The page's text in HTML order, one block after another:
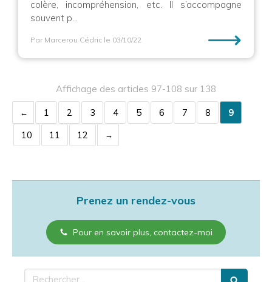
colère, incompréhension, etc. Il s’accompagne
souvent p...
Par Marcerou Cédric le 03/10/22 ⟶
Affichage des articles 97-108 sur 138
1 2 3 4 5 6 7 8
9
10
11 12
Prenez un rendez-vous
Pour en savoir plus, contactez-moi
Rechercher